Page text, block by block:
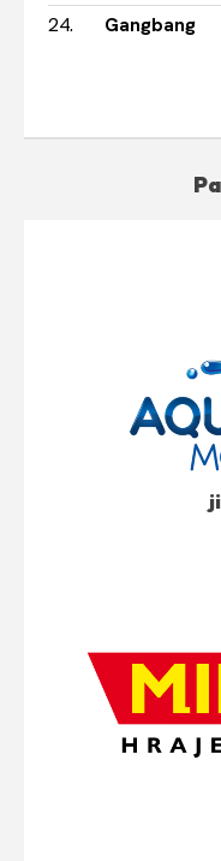
24.
Gangbang